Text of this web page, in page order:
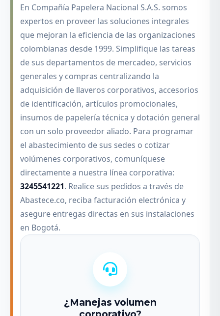
En Compañía Papelera Nacional S.A.S. somos
expertos en proveer las soluciones integrales
que mejoran la eficiencia de las organizaciones
colombianas desde 1999. Simplifique las tareas
de sus departamentos de mercadeo, servicios
generales y compras centralizando la
adquisición de llaveros corporativos, accesorios
de identificación, artículos promocionales,
insumos de papelería técnica y dotación general
con un solo proveedor aliado. Para programar
el abastecimiento de sus sedes o cotizar
volúmenes corporativos, comuníquese
directamente a nuestra línea corporativa:
3245541221. Realice sus pedidos a través de
Abastece.co, reciba facturación electrónica y
asegure entregas directas en sus instalaciones
en Bogotá.
¿Manejas volumen